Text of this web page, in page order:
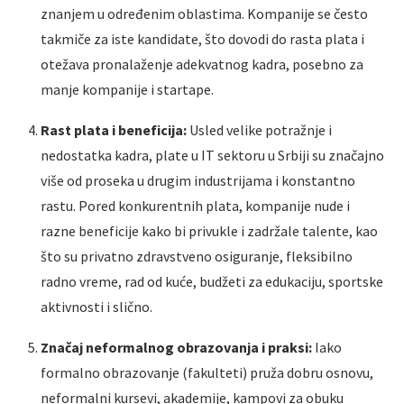
znanjem u određenim oblastima. Kompanije se često
takmiče za iste kandidate, što dovodi do rasta plata i
otežava pronalaženje adekvatnog kadra, posebno za
manje kompanije i startape.
Rast plata i beneficija: Usled velike potražnje i
nedostatka kadra, plate u IT sektoru u Srbiji su značajno
više od proseka u drugim industrijama i konstantno
rastu. Pored konkurentnih plata, kompanije nude i
razne beneficije kako bi privukle i zadržale talente, kao
što su privatno zdravstveno osiguranje, fleksibilno
radno vreme, rad od kuće, budžeti za edukaciju, sportske
aktivnosti i slično.
Značaj neformalnog obrazovanja i praksi: Iako
formalno obrazovanje (fakulteti) pruža dobru osnovu,
neformalni kursevi, akademije, kampovi za obuku